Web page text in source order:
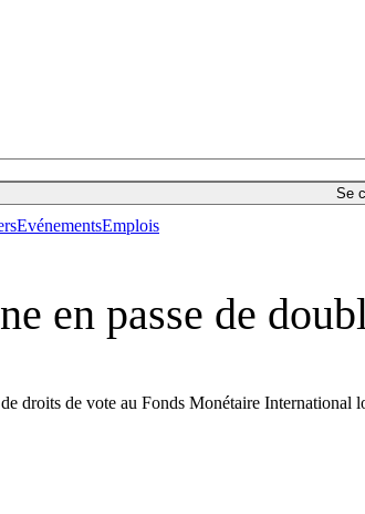
Se
EvénementsEmplois
en passe de
droits de vote au Fonds Monétaire International